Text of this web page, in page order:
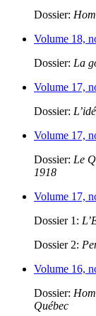
Dossier:
Volume 18,
Dossier: La
Volume 17,
Dossier:
Volume 17,
Dossier: Le
1918
Volume 17,
Dossier 1:
Dossier 2:
Volume 16,
Dossier:
Québec